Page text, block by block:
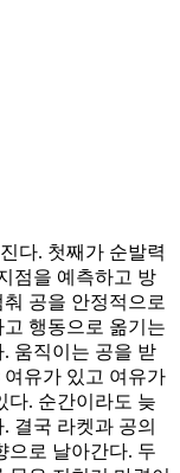
다. 첫째가 순발력
점을 예측하고 방
공을 안정적으로
행동으로 옮기는
움직이는 공을 받
유가 있고 여유가
다. 순간이라도 늦
결국 라켓과 공의
으로 날아간다. 두